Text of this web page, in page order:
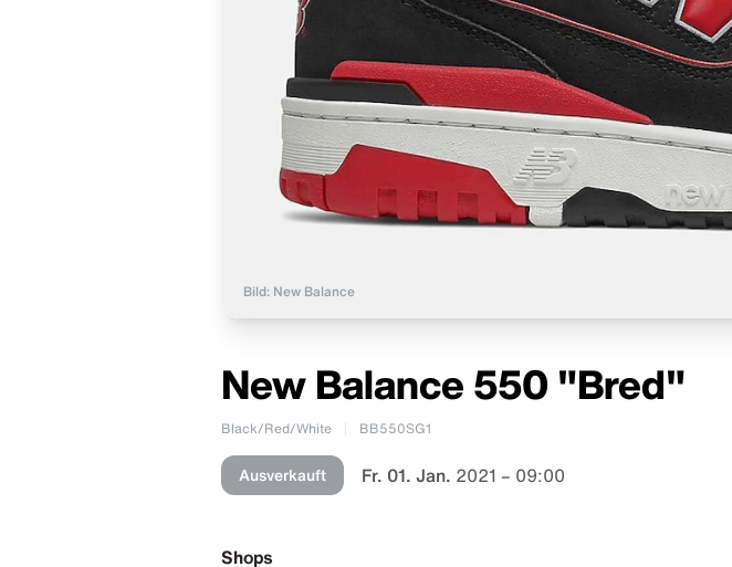
Bild: New Balance
New Balance 550 "Bred"
Black/Red/White BB550SG1
Ausverkauft Fr. 01. Jan. 2021 – 09:00
Shops